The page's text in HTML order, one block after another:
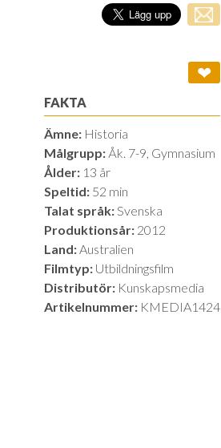
❤
FAKTA
Ämne: Historia
Målgrupp: Åk. 7-9, Gymnasium
Ålder: 13 år
Speltid: 52 min
Talat språk:Svenska
Produktionsår: 2012
Land:Australien
Filmtyp: Utbildningsfilm
Distributör: Kunskapsmedia
Artikelnummer: KMEDIA1424